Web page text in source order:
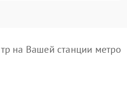
на Вашей станции метро